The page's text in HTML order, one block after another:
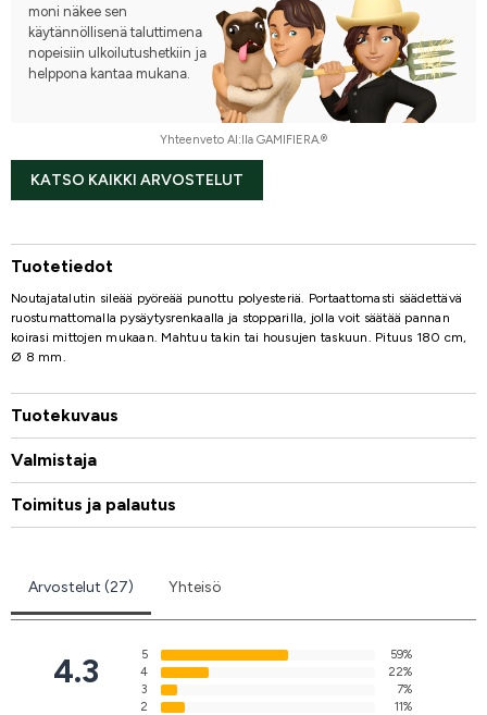
moni näkee sen
käytännöllisenä taluttimena
nopeisiin ulkoilutushetkiin ja
helppona kantaa mukana.
Yhteenveto AI:lla GAMIFIERA.®
KATSO KAIKKI ARVOSTELUT
Tuotetiedot
Noutajatalutin sileää pyöreää punottu polyesteriä. Portaattomasti säädettävä
ruostumattomalla pysäytysrenkaalla ja stopparilla, jolla voit säätää pannan
koirasi mittojen mukaan. Mahtuu takin tai housujen taskuun. Pituus 180 cm,
Ø 8 mm.
Tuotekuvaus
Valmistaja
Toimitus ja palautus
Arvostelut (27) Yhteisö
4.3 5
59%
4
22%
3
7%
2
11%